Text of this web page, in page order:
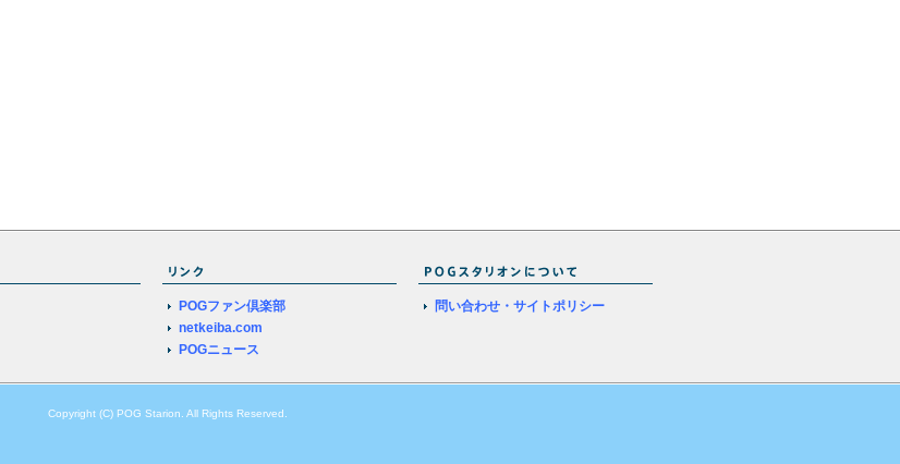
POGファン倶楽部
netkeiba.com
POGニュース
問い合わせ・サイトポリシー
Copyright (C) POG Starion. All Rights Reserved.